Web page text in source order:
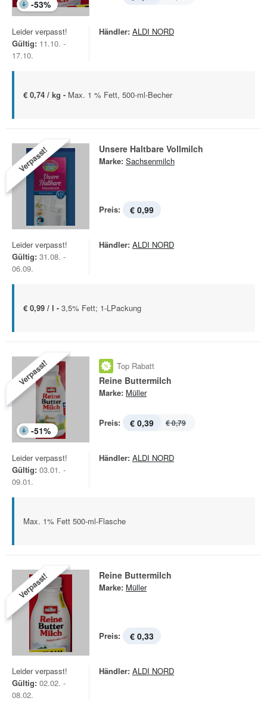
-53%
Leider verpasst!
Gültig: 11.10. -
17.10.
Händler: ALDI NORD
€ 0,74 / kg - Max. 1 % Fett, 500-ml-Becher
Verpasst! Unsere Haltbare Vollmilch
Marke: Sachsenmilch
Preis: € 0,99
Leider verpasst!
Gültig: 31.08. -
06.09.
Händler: ALDI NORD
€ 0,99 / l - 3,5% Fett; 1-LPackung
Verpasst!
-51%
Top Rabatt
Reine Buttermilch
Marke: Müller
Preis: € 0,39 € 0,79
Leider verpasst!
Gültig: 03.01. -
09.01.
Händler: ALDI NORD
Max. 1% Fett 500-ml-Flasche
Verpasst! Reine Buttermilch
Marke: Müller
Preis: € 0,33
Leider verpasst!
Gültig: 02.02. -
08.02.
Händler: ALDI NORD